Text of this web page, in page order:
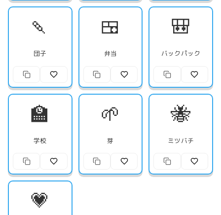
🍡
団子
🍱
弁当
🎒
バックパック
🏫
学校
🌱
芽
🐝
ミツバチ
💗